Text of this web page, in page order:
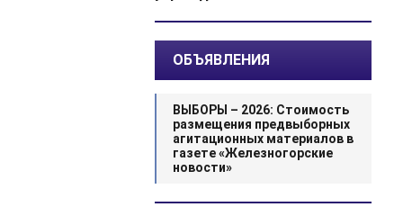
ОБЪЯВЛЕНИЯ
ВЫБОРЫ – 2026: Стоимость
размещения предвыборных
агитационных материалов в
газете «Железногорские
новости»